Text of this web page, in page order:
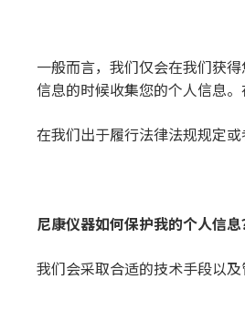
一般而言，我们仅会在我们获
信息的时候收集您的个人信息
在我们出于履行法律法规规定
尼康仪器如何保护我的个人信息
我们会采取合适的技术手段以